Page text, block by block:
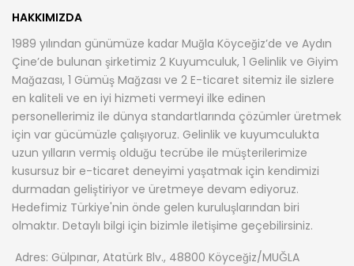
HAKKIMIZDA
1989 yılından günümüze kadar Muğla Köyceğiz’de ve Aydın
Çine’de bulunan şirketimiz 2 Kuyumculuk, 1 Gelinlik ve Giyim
Mağazası, 1 Gümüş Mağzası ve 2 E-ticaret sitemiz ile sizlere
en kaliteli ve en iyi hizmeti vermeyi ilke edinen
personellerimiz ile dünya standartlarında çözümler üretmek
için var gücümüzle çalışıyoruz. Gelinlik ve kuyumculukta
uzun yılların vermiş olduğu tecrübe ile müşterilerimize
kusursuz bir e-ticaret deneyimi yaşatmak için kendimizi
durmadan geliştiriyor ve üretmeye devam ediyoruz.
Hedefimiz Türkiye'nin önde gelen kuruluşlarından biri
olmaktır. Detaylı bilgi için bizimle iletişime geçebilirsiniz.
Adres: Gülpınar, Atatürk Blv., 48800 Köyceğiz/MUĞLA